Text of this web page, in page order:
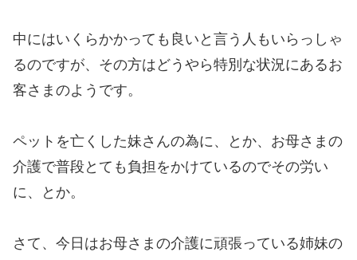
中にはいくらかかっても良いと言う人もいらっしゃ
るのですが、その方はどうやら特別な状況にあるお
客さまのようです。
ペットを亡くした妹さんの為に、とか、お母さまの
介護で普段とても負担をかけているのでその労い
に、とか。
さて、今日はお母さまの介護に頑張っている姉妹の